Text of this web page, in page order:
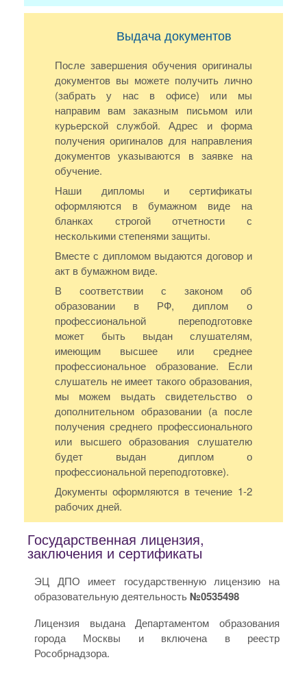
Выдача документов
После завершения обучения оригиналы
документов вы можете получить лично
(забрать у нас в офисе) или мы
направим вам заказным письмом или
курьерской службой. Адрес и форма
получения оригиналов для направления
документов указываются в заявке на
обучение.
Наши дипломы и сертификаты
оформляются в бумажном виде на
бланках строгой отчетности с
несколькими степенями защиты.
Вместе с дипломом выдаются договор и
акт в бумажном виде.
В соответствии с законом об
образовании в РФ, диплом о
профессиональной переподготовке
может быть выдан слушателям,
имеющим высшее или среднее
профессиональное образование. Если
слушатель не имеет такого образования,
мы можем выдать свидетельство о
дополнительном образовании (а после
получения среднего профессионального
или высшего образования слушателю
будет выдан диплом о
профессиональной переподготовке).
Документы оформляются в течение 1-2
рабочих дней.
Государственная лицензия,
заключения и сертификаты
ЭЦ ДПО имеет государственную лицензию на
образовательную деятельность№0535498
Лицензия выдана Департаментом образования
города Москвы и включена в реестр
Рособрнадзора.